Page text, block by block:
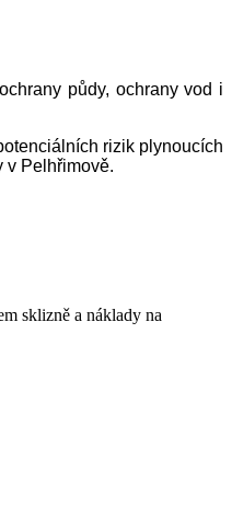
půdy, ochrany vod i
rizik plynoucích
v Pelhřimově.
sklizně a náklady na